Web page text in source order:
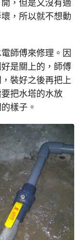
，但是又沒有適
，所以就不想動
師傅來修理。因
是關上的，師傅
裝好之後再把上
把水塔的水放
樣子。